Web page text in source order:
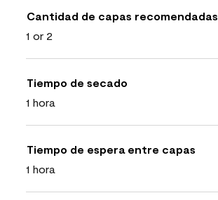
Cantidad de capas recomendadas
1 or 2
Tiempo de secado
1 hora
Tiempo de espera entre capas
1 hora